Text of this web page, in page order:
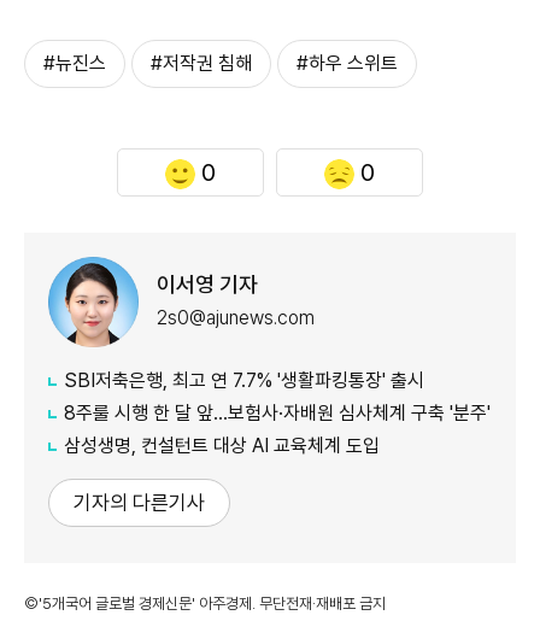
#뉴진스 #저작권 침해 #하우 스위트
0 0
이서영 기자
2s0@ajunews.com
SBI저축은행, 최고 연 7.7% '생활파킹통장' 출시
8주룰 시행 한 달 앞…보험사·자배원 심사체계 구축 '분주'
삼성생명, 컨설턴트 대상 AI 교육체계 도입
기자의 다른기사
©'5개국어 글로벌 경제신문' 아주경제. 무단전재·재배포 금지